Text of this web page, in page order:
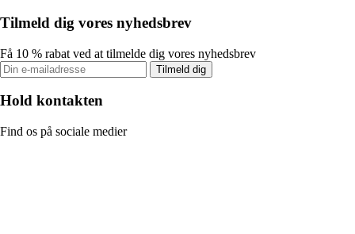
Tilmeld dig vores nyhedsbrev
Få 10 % rabat ved at tilmelde dig vores nyhedsbrev
Tilmeld dig
Hold kontakten
Find os på sociale medier